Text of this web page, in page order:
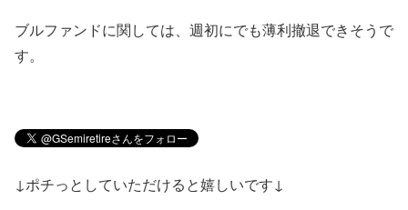
ブルファンドに関しては、週初にでも薄利撤退できそうで
す。
↓ポチっとしていただけると嬉しいです↓